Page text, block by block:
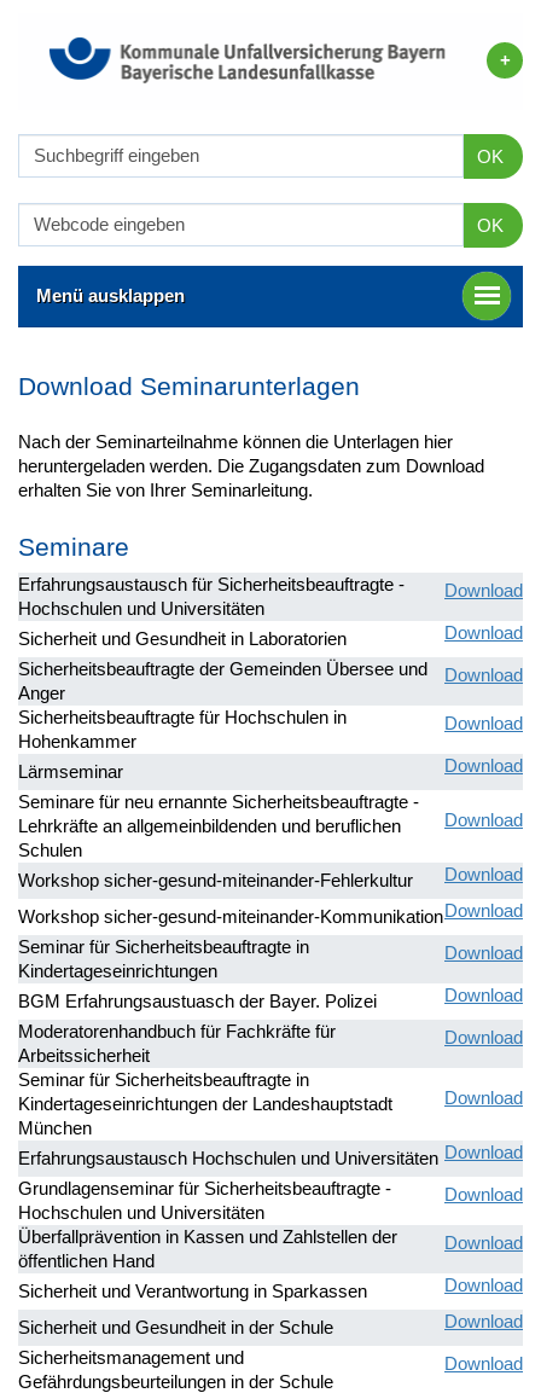
OK
OK
Menü ausklappen
Download Seminarunterlagen
Nach der Seminarteilnahme können die Unterlagen hier
heruntergeladen werden. Die Zugangsdaten zum Download
erhalten Sie von Ihrer Seminarleitung.
Seminare
Erfahrungsaustausch für Sicherheitsbeauftragte -
Hochschulen und Universitäten
Download
Sicherheit und Gesundheit in Laboratorien
Download
Sicherheitsbeauftragte der Gemeinden Übersee und
Anger
Download
Sicherheitsbeauftragte für Hochschulen in
Hohenkammer
Download
Lärmseminar
Download
Seminare für neu ernannte Sicherheitsbeauftragte -
Lehrkräfte an allgemeinbildenden und beruflichen
Schulen
Download
Workshop sicher-gesund-miteinander-Fehlerkultur Download
Workshop sicher-gesund-miteinander-KommunikationDownload
Seminar für Sicherheitsbeauftragte in
Kindertageseinrichtungen
Download
BGM Erfahrungsaustuasch der Bayer. Polizei
Download
Moderatorenhandbuch für Fachkräfte für
Arbeitssicherheit
Download
Seminar für Sicherheitsbeauftragte in
Kindertageseinrichtungen der Landeshauptstadt
München
Download
Erfahrungsaustausch Hochschulen und Universitäten Download
Grundlagenseminar für Sicherheitsbeauftragte -
Hochschulen und Universitäten
Download
Überfallprävention in Kassen und Zahlstellen der
öffentlichen Hand
Download
Sicherheit und Verantwortung in Sparkassen Download
Sicherheit und Gesundheit in der Schule
Download
Sicherheitsmanagement und
Gefährdungsbeurteilungen in der Schule
Download